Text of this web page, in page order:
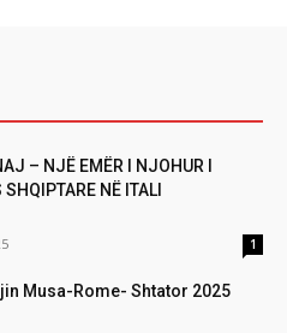
– NJË EMËR I NJOHUR I
SHQIPTARE NË ITALI
1
Musa-Rome- Shtator 2025